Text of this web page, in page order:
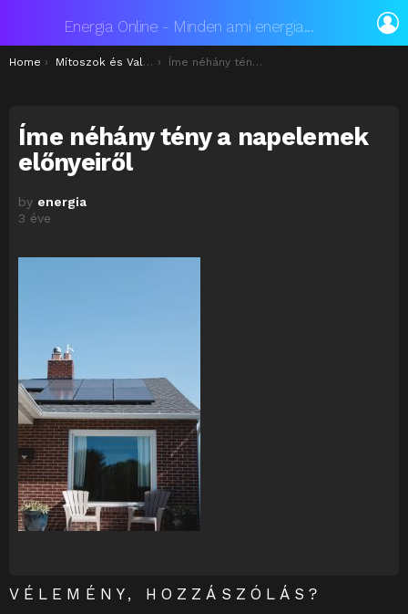
Energia Online - Minden ami energia...
You are here:
Home Mítoszok és Valóság: Az Igazság a Napelemekről Íme néhány tény a napelemek előnyeiről
Íme néhány tény a napelemek
előnyeiről
by energia
3 éve
VÉLEMÉNY, HOZZÁSZÓLÁS?